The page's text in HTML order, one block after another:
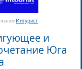
Интурист
и
Юга